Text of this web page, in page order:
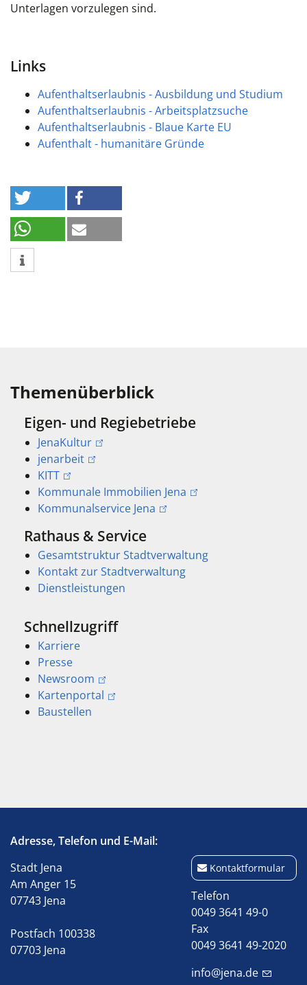
Unterlagen vorzulegen sind.
Links
Aufenthaltserlaubnis - Ausbildung und Studium
Aufenthaltserlaubnis - Arbeitsplatzsuche
Aufenthaltserlaubnis - Blaue Karte EU
Aufenthalt - humanitäre Gründe
Themenüberblick
Eigen- und Regiebetriebe
JenaKultur
jenarbeit
KITT
Kommunale Immobilien Jena
Kommunalservice Jena
Rathaus & Service
Gesamtstruktur Stadtverwaltung
Kontakt zur Stadtverwaltung
Dienstleistungen
Schnellzugriff
Karriere
Presse
Newsroom
Kartenportal
Baustellen
Adresse, Telefon und E-Mail:
Stadt Jena
Am Anger 15
07743 Jena
Postfach 100338
07703 Jena
Kontaktformular
Telefon
0049 3641 49-0
Fax
0049 3641 49-2020
info@jena.de